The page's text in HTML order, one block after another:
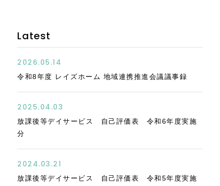
Latest
2026.05.14
令和8年度 レイズホーム 地域連携推進会議議事録
2025.04.03
放課後等デイサービス 自己評価表 令和6年度実施
分
2024.03.21
放課後等デイサービス 自己評価表 令和5年度実施